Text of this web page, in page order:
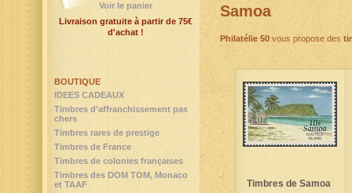
Samoa
Philatélie 50 vous propose des
Timbres de Samoa
BOUTIQUE
IDEES CADEAUX
Timbres d'affranchissement pas
chers
Timbres rares de prestige
Timbres de France
Timbres de colonies françaises
Timbres des DOM TOM, Monaco
et TAAF
Voir le panier
Livraison gratuite à partir de 75€
d'achat !